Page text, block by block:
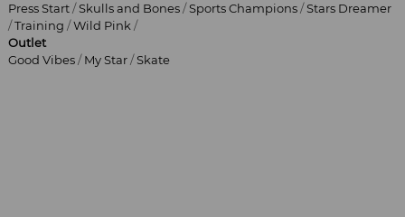
Press Start/Skulls and Bones/Sports Champions/Stars Dreamer
/Training /Wild Pink/
Outlet
Good Vibes/My Star/Skate